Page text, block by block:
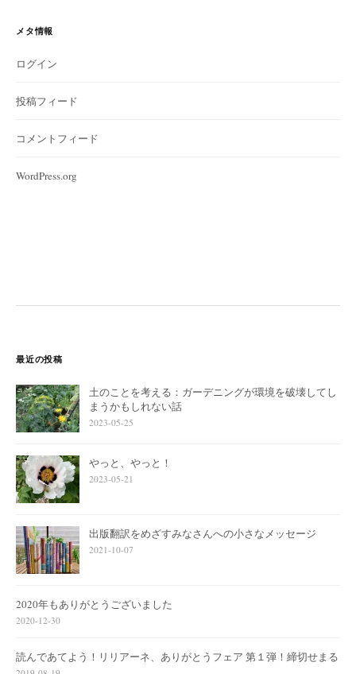
メタ情報
ログイン
投稿フィード
コメントフィード
WordPress.org
最近の投稿
土のことを考える：ガーデニングが環境を破壊してし
まうかもしれない話
2023-05-25
やっと、やっと！
2023-05-21
出版翻訳をめざすみなさんへの小さなメッセージ
2021-10-07
2020年もありがとうございました
2020-12-30
読んであてよう！リリアーネ、ありがとうフェア 第１弾！締切せまる